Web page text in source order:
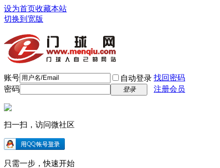
设为首页收藏本站
切换到宽版
账号 自动登录 找回密码
密码
登录 注册会员
扫一扫，访问微社区
只需一步，快速开始